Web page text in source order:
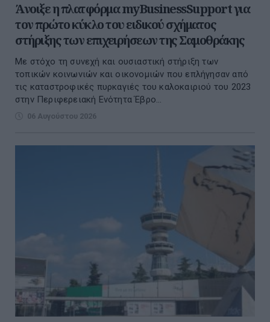
Άνοιξε η πλατφόρμα myBusinessSupport για
τον πρώτο κύκλο του ειδικού σχήματος
στήριξης των επιχειρήσεων της Σαμοθράκης
Με στόχο τη συνεχή και ουσιαστική στήριξη των
τοπικών κοινωνιών και οικονομιών που επλήγησαν από
τις καταστροφικές πυρκαγιές του καλοκαιριού του 2023
στην Περιφερειακή Ενότητα Έβρο...
06 Αυγούστου 2026